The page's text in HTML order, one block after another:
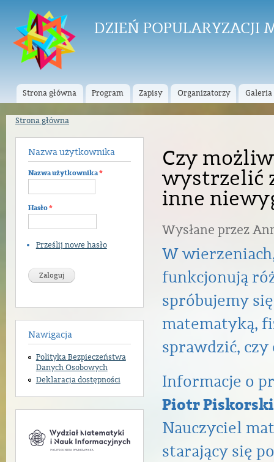
do
DZIEŃ POPULARYZACJI
Menu główne
Strona główna Program Zapisy Organizatorzy Galeria
Strona główna
Nazwa użytkownika
Nazwa użytkownika*
Hasło*
Prześlij nowe hasło
Nawigacja
Polityka Bezpieczeństwa
Danych Osobowych
Deklaracja dostępności
Czy
wystrzelić
inne
Wysłane przez
W
funkcjonują
spróbujemy
matematyką,
sprawdzić,
Informacje o
Piotr Piskorski
Nauczyciel
starający się